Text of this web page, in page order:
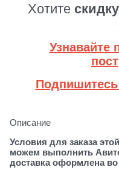
Хотите скидку
Описание
Условия для заказа
можем выполнить
доставка оформлена